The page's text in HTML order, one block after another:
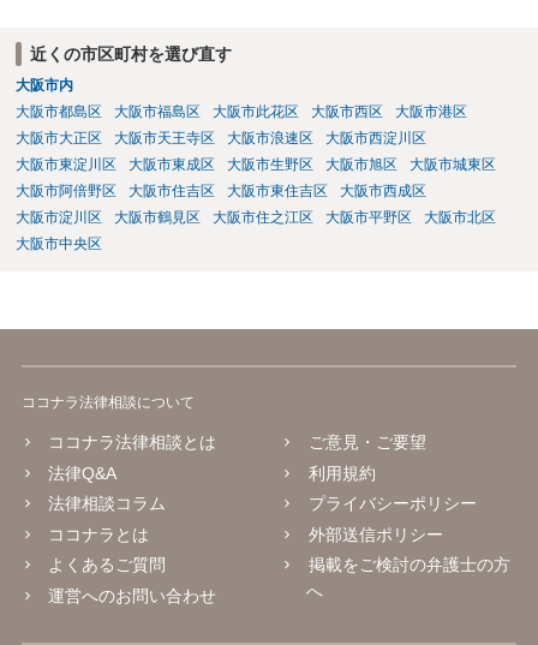
近くの市区町村を選び直す
大阪市内
大阪市都島区
大阪市福島区 大阪市此花区 大阪市西区
大阪市港区
大阪市大正区
大阪市天王寺区 大阪市浪速区
大阪市西淀川区
大阪市東淀川区
大阪市東成区 大阪市生野区 大阪市旭区
大阪市城東区
大阪市阿倍野区
大阪市住吉区 大阪市東住吉区
大阪市西成区
大阪市淀川区
大阪市鶴見区 大阪市住之江区 大阪市平野区
大阪市北区
大阪市中央区
ココナラ法律相談について
ココナラ法律相談とは
法律Q&A
法律相談コラム
ココナラとは
よくあるご質問
運営へのお問い合わせ
ご意見・ご要望
利用規約
プライバシーポリシー
外部送信ポリシー
掲載をご検討の弁護士の方
へ